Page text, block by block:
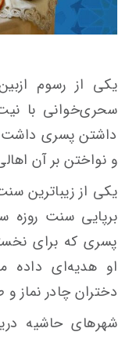
یکی از رسوم
سحری‌خوانی با
داشتن پسری
و نواختن بر آن
یکی از زیباترین
برپایی سنت
پسری که برای
او هدیه‌ای داده
دختران چادر نماز
شهرهای حاشیه